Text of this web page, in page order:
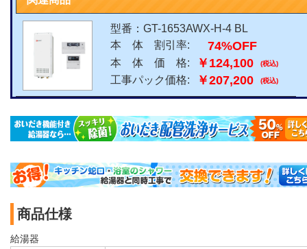
型番：GT-1653AWX-H-4 BL
本 体 割引率:
74%OFF
本 体 価 格: ￥124,100 (税込)
工事パック価格: ￥207,200 (税込)
商品仕様
給湯器